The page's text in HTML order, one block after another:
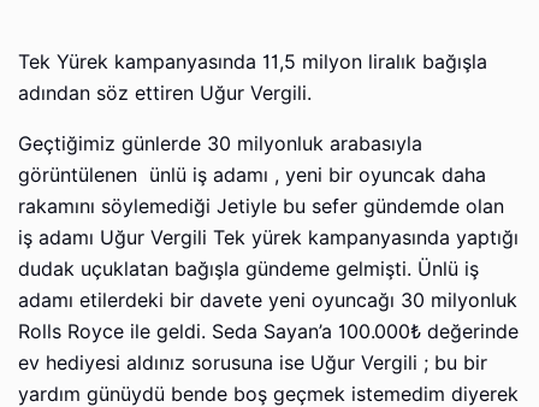
Tek Yürek kampanyasında 11,5 milyon liralık bağışla
adından söz ettiren Uğur Vergili.
Geçtiğimiz günlerde 30 milyonluk arabasıyla
görüntülenen ünlü iş adamı , yeni bir oyuncak daha
rakamını söylemediği Jetiyle bu sefer gündemde olan
iş adamı Uğur Vergili Tek yürek kampanyasında yaptığı
dudak uçuklatan bağışla gündeme gelmişti. Ünlü iş
adamı etilerdeki bir davete yeni oyuncağı 30 milyonluk
Rolls Royce ile geldi. Seda Sayan’a 100.000₺ değerinde
ev hediyesi aldınız sorusuna ise Uğur Vergili ; bu bir
yardım günüydü bende boş geçmek istemedim diyerek